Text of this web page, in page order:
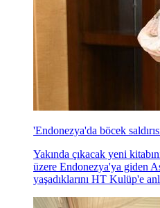
'Endonezya'da böcek
Yakında çıkacak yeni
üzere Endonezya'ya giden
yaşadıklarını HT Kulüp'e